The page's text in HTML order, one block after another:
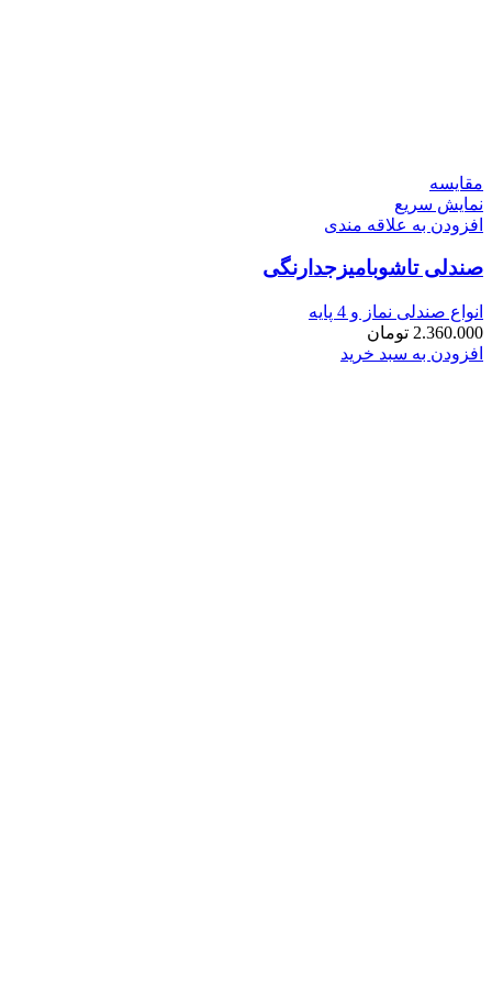
مقايسه
نمایش سریع
افزودن به علاقه مندی
صندلی تاشوبامیزجدارنگی
انواع صندلی نماز و 4 پایه
2.360.000 تومان
افزودن به سبد خرید